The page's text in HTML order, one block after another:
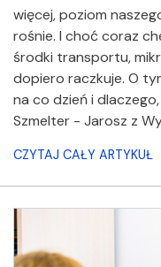
więcej, poziom
rośnie. I choć coraz
środki transportu,
dopiero raczkuje. O
na co dzień i
Szmelter - Jarosz z
CZYTAJ CAŁY ARTYKUŁ